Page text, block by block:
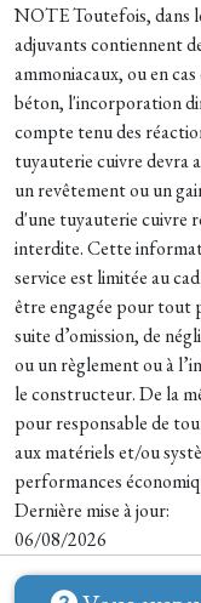
NOTE Toutefois, dans
adjuvants contiennent
ammoniacaux, ou en
béton, l'incorporation
compte tenu des
tuyauterie cuivre devra
un revêtement ou un
d'une tuyauterie cuivre
interdite. Cette
service est limitée au
être engagée pour tout
suite d’omission, de
ou un règlement ou à
le constructeur. De la
pour responsable de
aux matériels et/ou
performances
Dernière mise à jour:
06/08/2026